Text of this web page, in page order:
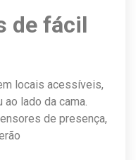
de fácil
locais acessíveis,
lado da cama.
de presença,